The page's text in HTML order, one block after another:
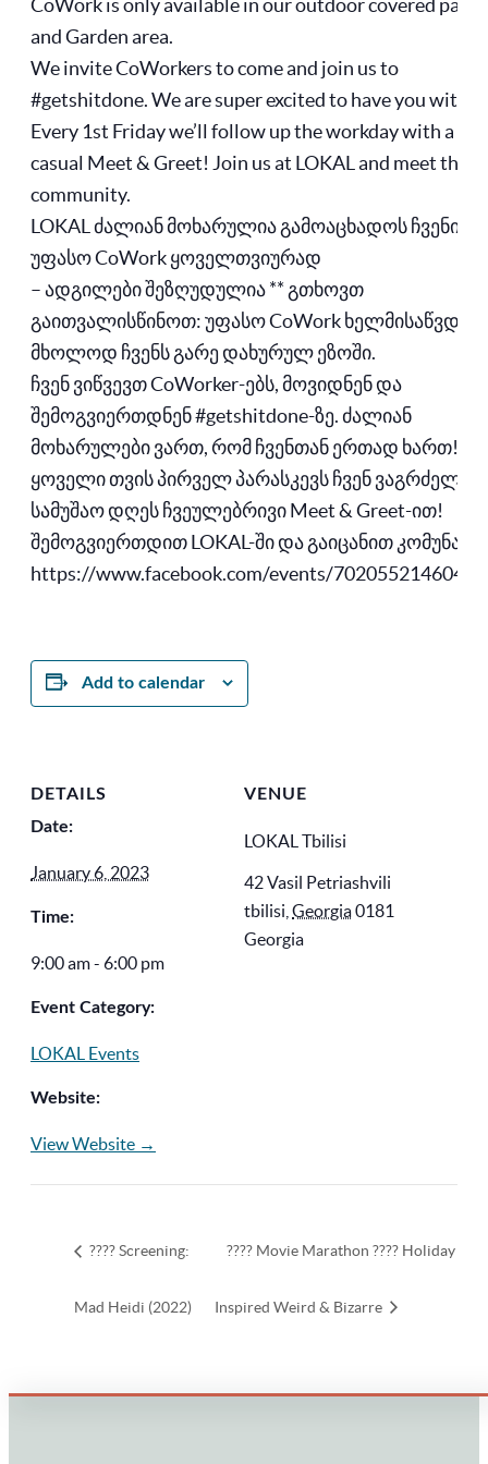
and Garden area.
We invite CoWorkers to come and join us to
#getshitdone. We are super excited to have you with
Every 1st Friday we’ll follow up the workday with a
casual Meet & Greet! Join us at LOKAL and meet the
community.
LOKAL ძალიან მოხარულია გამოაცხადოს ჩვენი
უფასო CoWork ყოველთვიურად
– ადგილები შეზღუდულია ** გთხოვთ
გაითვალისწინოთ: უფასო CoWork
მხოლოდ ჩვენს გარე დახურულ ეზოში.
ჩვენ ვიწვევთ CoWorker-ებს, მოვიდნენ და
შემოგვიერთდნენ #getshitdone-ზე. ძალიან
მოხარულები ვართ, რომ ჩვენთან ერთად ხართ!
ყოველი თვის პირველ პარასკევს ჩვენ
სამუშაო დღეს ჩვეულებრივი Meet & Greet-ით!
შემოგვიერთდით LOKAL-ში და გაიცანით კომუნა.
https://www.facebook.com/events/
Add to calendar
DETAILS
Date:
January 6, 2023
Time:
9:00 am - 6:00 pm
Event Category:
LOKAL Events
Website:
View Website →
VENUE
LOKAL Tbilisi
42 Vasil Petriashvili
tbilisi Georgia0181
Georgia
???? Screening:
Mad Heidi (2022)
???? Movie Marathon ???? Holiday
Inspired Weird & Bizarre